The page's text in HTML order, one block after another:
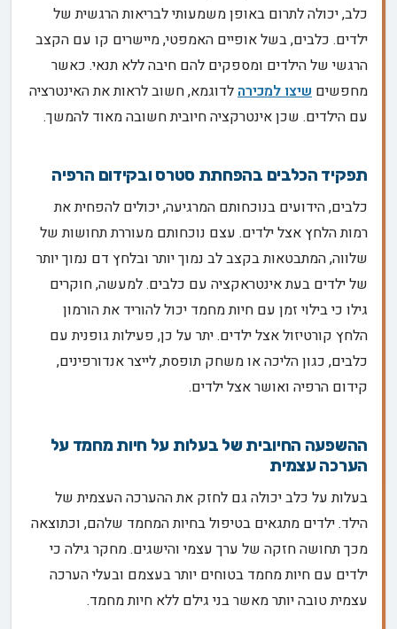
כלב, יכולה לתרום באופן משמעותי לבריאות הרגשית של
ילדים. כלבים, בשל אופיים האמפטי, מיישרים קו עם הקצב
הרגשי של הילדים ומספקים להם חיבה ללא תנאי. כאשר
מחפשים שיצו למכירה לדוגמא, חשוב לראות את האינטרציה
עם הילדים. שכן אינטרקציה חיובית חשובה מאוד להמשך.
תפקיד הכלבים בהפחתת סטרס ובקידום הרפיה
כלבים, הידועים בנוכחותם המרגיעה, יכולים להפחית את
רמות הלחץ אצל ילדים. עצם נוכחותם מעוררת תחושות של
שלווה, המתבטאות בקצב לב נמוך יותר ובלחץ דם נמוך יותר
של ילדים בעת אינטראקציה עם כלבים. למעשה, חוקרים
גילו כי בילוי זמן עם חיות מחמד יכול להוריד את הורמון
הלחץ קורטיזול אצל ילדים. יתר על כן, פעילות גופנית עם
כלבים, כגון הליכה או משחק תופסת, לייצר אנדורפינים,
קידום הרפיה ואושר אצל ילדים.
ההשפעה החיובית של בעלות על חיות מחמד על
הערכה עצמית
בעלות על כלב יכולה גם לחזק את ההערכה העצמית של
הילד. ילדים מתגאים בטיפול בחיות המחמד שלהם, וכתוצאה
מכך תחושה חזקה של ערך עצמי והישגים. מחקר גילה כי
ילדים עם חיות מחמד בטוחים יותר בעצמם ובעלי הערכה
עצמית טובה יותר מאשר בני גילם ללא חיות מחמד.